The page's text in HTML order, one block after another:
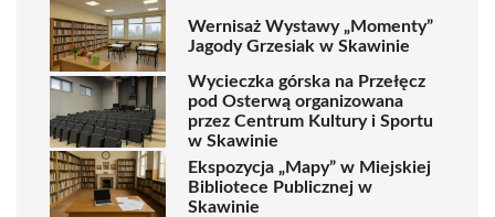
Wernisaż Wystawy „Momenty”
Jagody Grzesiak w Skawinie
Wycieczka górska na Przełęcz
pod Osterwą organizowana
przez Centrum Kultury i Sportu
w Skawinie
Ekspozycja „Mapy” w Miejskiej
Bibliotece Publicznej w
Skawinie